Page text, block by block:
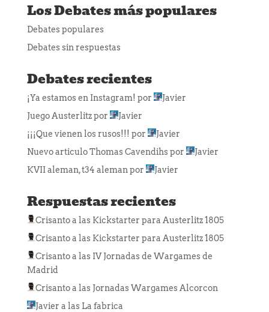
Los Debates más populares
Debates populares
Debates sin respuestas
Debates recientes
¡Ya estamos en Instagram! por
Javier
Juego Austerlitzpor
Javier
¡¡¡Que vienen los rusos!!! por
Javier
Nuevo articulo Thomas Cavendihspor
Javier
KVII aleman, t34 alemanpor Javier
Respuestas recientes
Crisantoa las Kickstarter para Austerlitz 1805
Crisantoa las Kickstarter para Austerlitz 1805
Crisantoa las IV Jornadas de Wargames de
Madrid
Crisantoa las Jornadas Wargames Alcorcon
Javier a las La fabrica